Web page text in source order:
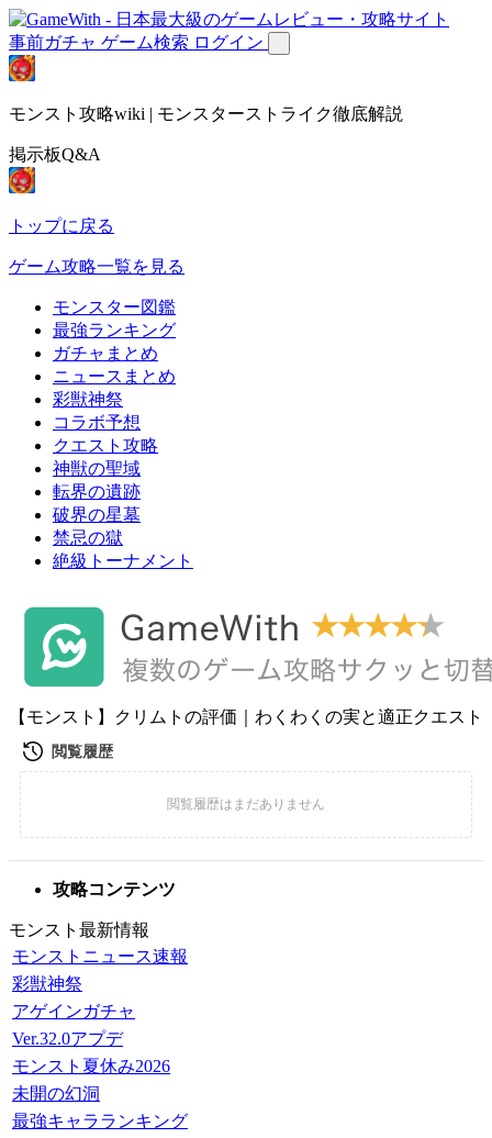
事前ガチャ ゲーム検索 ログイン
モンスト攻略wiki | モンスターストライク徹底解説
掲示板Q&A
トップに戻る
ゲーム攻略一覧を見る
モンスター図鑑
最強ランキング
ガチャまとめ
ニュースまとめ
彩獣神祭
コラボ予想
クエスト攻略
神獣の聖域
転界の遺跡
破界の星墓
禁忌の獄
絶級トーナメント
【モンスト】クリムトの評価｜わくわくの実と適正クエスト
攻略コンテンツ
モンスト最新情報
モンストニュース速報
彩獣神祭
アゲインガチャ
Ver.32.0アプデ
モンスト夏休み2026
未開の幻洞
最強キャラランキング